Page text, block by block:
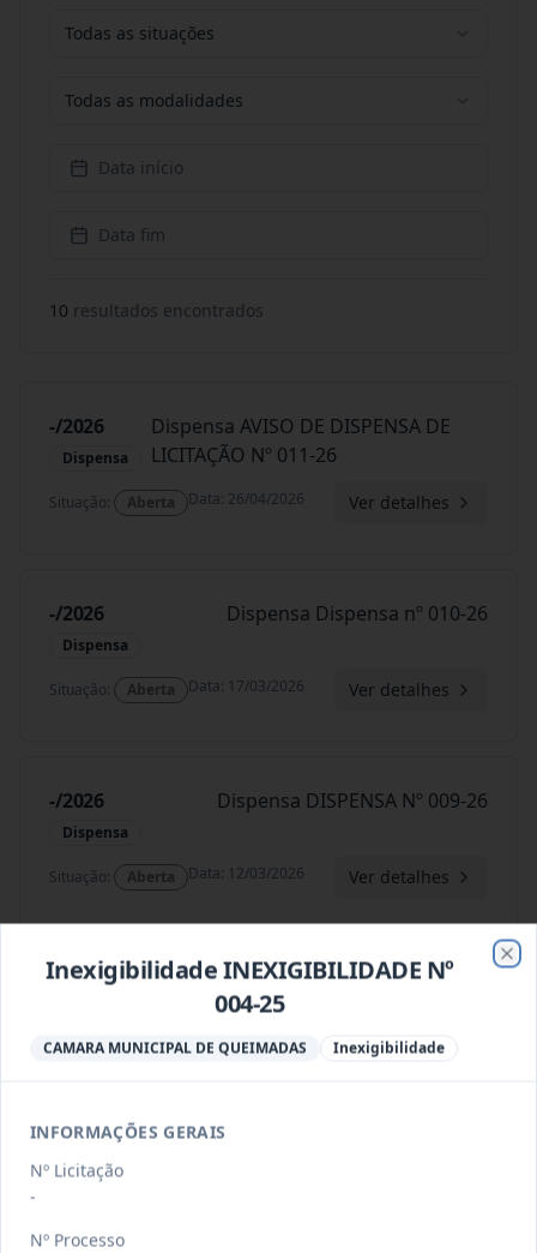
Todas as situações
Todas as modalidades
Data início
Data fim
10 resultados encontrados
-/2026
Dispensa
Dispensa AVISO DE DISPENSA DE
LICITAÇÃO Nº 011-26
Situação: Aberta Data: 26/04/2026 Ver detalhes
-/2026
Dispensa
Dispensa Dispensa nº 010-26
Situação: Aberta Data: 17/03/2026 Ver detalhes
-/2026
Dispensa
Dispensa DISPENSA Nº 009-26
Situação: Aberta Data: 12/03/2026 Ver detalhes
-/2026 Dispensa DISPENSA Nº 008-26
Data :12/03/2026 Ver detalhes
-/2026
Inexigibilidade INEXIGIBILIDADE Nº
004-25
CAMARA MUNICIPAL DE QUEIMADAS Inexigibilidade
INFORMAÇÕES GERAIS
Nº Licitação
-
Nº Processo